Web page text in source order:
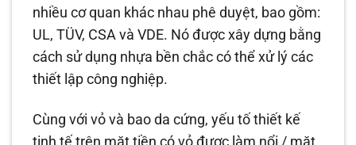
nhiều cơ quan khác nhau phê duyệt, bao gồm:
UL, TÜV, CSA và VDE. Nó được xây dựng bằng
cách sử dụng nhựa bền chắc có thể xử lý các
thiết lập công nghiệp.
Cùng với vỏ và bao da cứng, yếu tố thiết kế